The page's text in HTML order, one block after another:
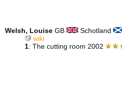
Welsh, Louise GB Schotland
wiki
1: The cutting room 2002